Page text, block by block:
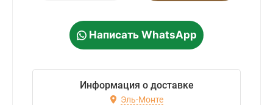
Написать WhatsApp
Информация о доставке
Эль-Монте